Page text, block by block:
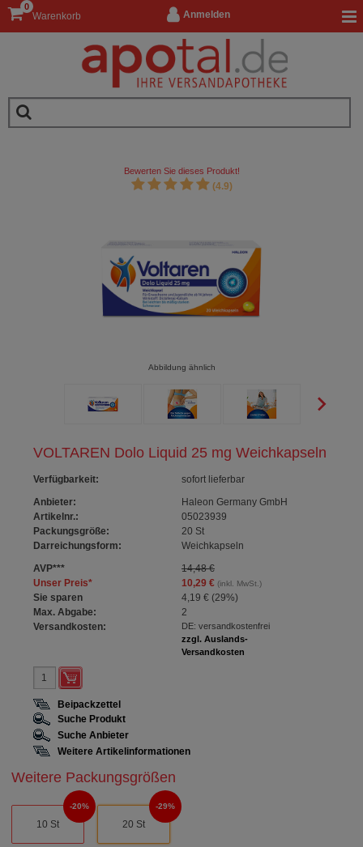
Anmelden
Warenkorb
0
VOLTAREN Dolo Liquid 25 mg Weichkapseln
Verfügbarkeit:
sofort lieferbar
Anbieter:
Haleon Germany GmbH
Artikelnr.:
05023939
Packungsgröße:
20 St
Darreichungsform:
Weichkapseln
AVP***
14,48 €
Unser Preis* 10,29 €(inkl. MwSt.)
Sie sparen 4,19 € (29%)
Max. Abgabe:
2
Versandkosten:
DE: versandkostenfrei
zzgl. Auslands-
Versandkosten
Bewerten Sie dieses Produkt!
(4.9)
Abbildung ähnlich
Beipackzettel
Suche Produkt
Suche Anbieter
Weitere Artikelinformationen
Weitere Packungsgrößen
10 St
20%
20 St
29%